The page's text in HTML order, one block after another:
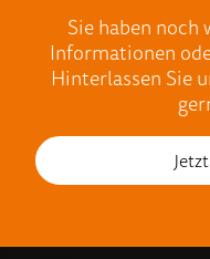
Sie haben noch
Informationen
Hinterlassen Sie